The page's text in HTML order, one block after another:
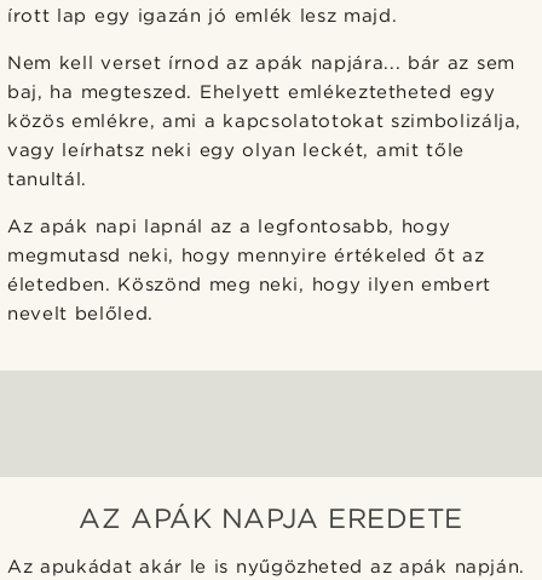
írott lap egy igazán jó emlék lesz majd.
Nem kell verset írnod az apák napjára... bár az sem
baj, ha megteszed. Ehelyett emlékeztetheted egy
közös emlékre, ami a kapcsolatotokat szimbolizálja,
vagy leírhatsz neki egy olyan leckét, amit tőle
tanultál.
Az apák napi lapnál az a legfontosabb, hogy
megmutasd neki, hogy mennyire értékeled őt az
életedben. Köszönd meg neki, hogy ilyen embert
nevelt belőled.
AZ APÁK NAPJA EREDETE
Az apukádat akár le is nyűgözheted az apák napján.